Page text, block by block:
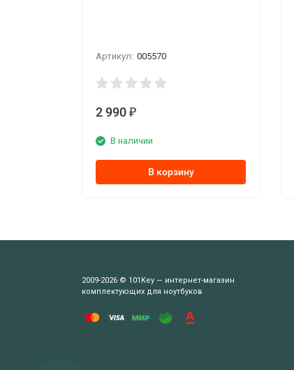
Артикул: 005570
2 990 ₽
В наличии
В корзину
2009-2026 © 101Key — интернет-магазин
комплектующих для ноутбуков